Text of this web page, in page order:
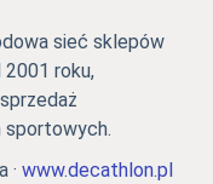
sieć sklepów
roku,
sportowych.
· www.decathlon.pl